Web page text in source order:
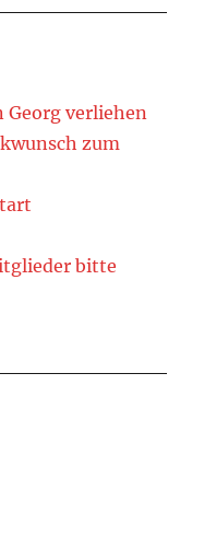
Georg verliehen
zum
bitte